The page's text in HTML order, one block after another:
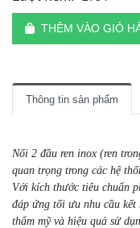
THÊM VÀO GIỎ
Thông tin sản phẩm
Nối 2 đầu ren inox (ren
quan trọng trong các hệ
Với kích thước tiêu chuẩn
đáp ứng tối ưu nhu cầu
thẩm mỹ và hiệu quả sử